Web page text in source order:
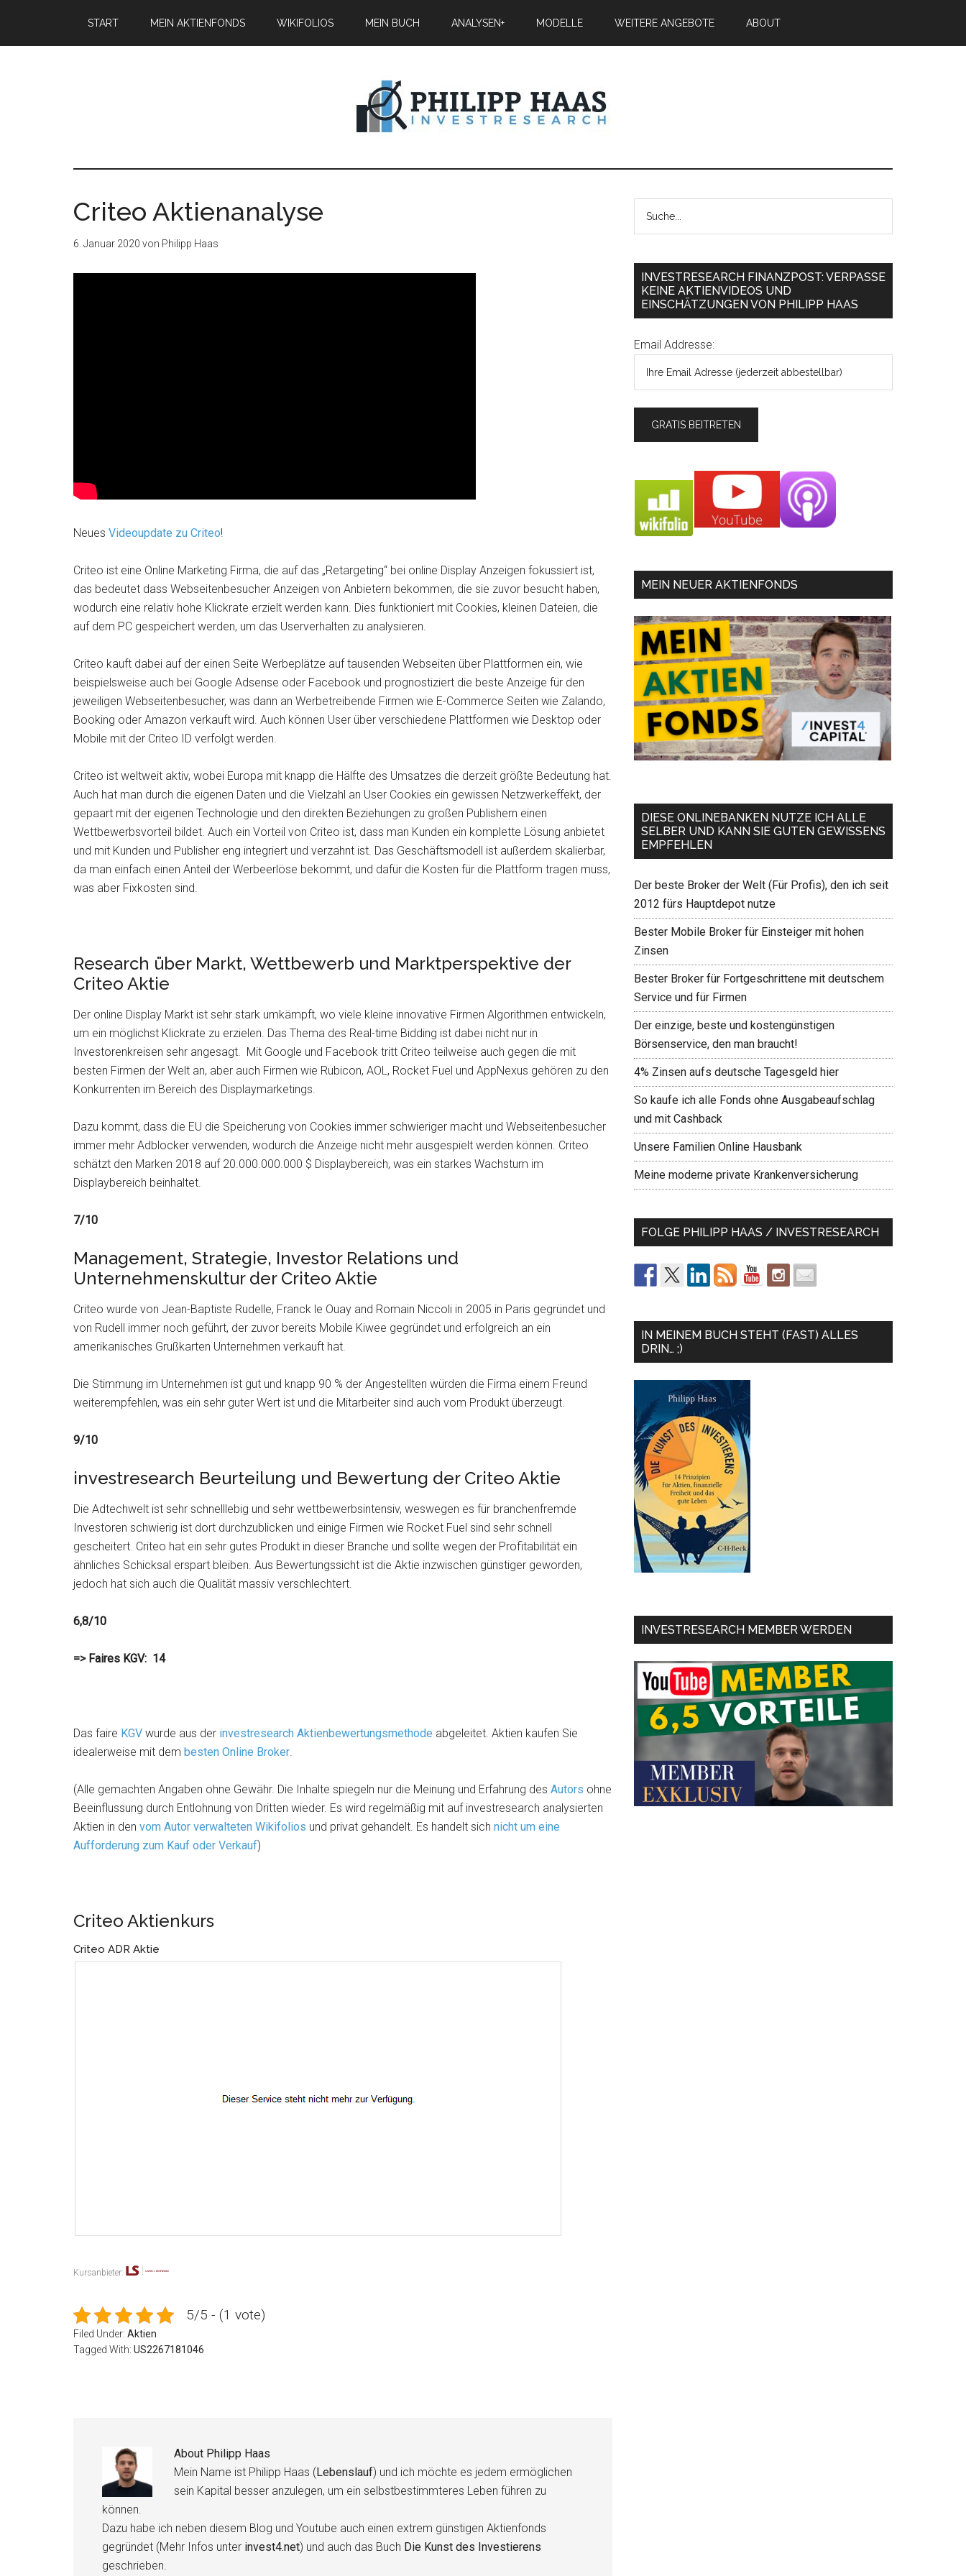
START MEIN AKTIENFONDS WIKIFOLIOS MEIN BUCH ANALYSEN+ MODELLE WEITERE ANGEBOTE ABOUT
Criteo Aktienanalyse
6. Januar 2020 von Philipp Haas
Neues Videoupdate zu Criteo!
Criteo ist eine Online Marketing Firma, die auf das „Retargeting“ bei online Display Anzeigen fokussiert ist,
das bedeutet dass Webseitenbesucher Anzeigen von Anbietern bekommen, die sie zuvor besucht haben,
wodurch eine relativ hohe Klickrate erzielt werden kann. Dies funktioniert mit Cookies, kleinen Dateien, die
auf dem PC gespeichert werden, um das Userverhalten zu analysieren.
Criteo kauft dabei auf der einen Seite Werbeplätze auf tausenden Webseiten über Plattformen ein, wie
beispielsweise auch bei Google Adsense oder Facebook und prognostiziert die beste Anzeige für den
jeweiligen Webseitenbesucher, was dann an Werbetreibende Firmen wie E-Commerce Seiten wie Zalando,
Booking oder Amazon verkauft wird. Auch können User über verschiedene Plattformen wie Desktop oder
Mobile mit der Criteo ID verfolgt werden.
Criteo ist weltweit aktiv, wobei Europa mit knapp die Hälfte des Umsatzes die derzeit größte Bedeutung hat.
Auch hat man durch die eigenen Daten und die Vielzahl an User Cookies ein gewissen Netzwerkeffekt, der
gepaart mit der eigenen Technologie und den direkten Beziehungen zu großen Publishern einen
Wettbewerbsvorteil bildet. Auch ein Vorteil von Criteo ist, dass man Kunden ein komplette Lösung anbietet
und mit Kunden und Publisher eng integriert und verzahnt ist. Das Geschäftsmodell ist außerdem skalierbar,
da man einfach einen Anteil der Werbeerlöse bekommt, und dafür die Kosten für die Plattform tragen muss,
was aber Fixkosten sind.
Research über Markt, Wettbewerb und Marktperspektive der
Criteo Aktie
Der online Display Markt ist sehr stark umkämpft, wo viele kleine innovative Firmen Algorithmen entwickeln,
um ein möglichst Klickrate zu erzielen. Das Thema des Real-time Bidding ist dabei nicht nur in
Investorenkreisen sehr angesagt. Mit Google und Facebook tritt Criteo teilweise auch gegen die mit
besten Firmen der Welt an, aber auch Firmen wie Rubicon, AOL, Rocket Fuel und AppNexus gehören zu den
Konkurrenten im Bereich des Displaymarketings.
Dazu kommt, dass die EU die Speicherung von Cookies immer schwieriger macht und Webseitenbesucher
immer mehr Adblocker verwenden, wodurch die Anzeige nicht mehr ausgespielt werden können. Criteo
schätzt den Marken 2018 auf 20.000.000.000 $ Displaybereich, was ein starkes Wachstum im
Displaybereich beinhaltet.
7/10
Management, Strategie, Investor Relations und
Unternehmenskultur der Criteo Aktie
Criteo wurde von Jean-Baptiste Rudelle, Franck le Ouay and Romain Niccoli in 2005 in Paris gegründet und
von Rudell immer noch geführt, der zuvor bereits Mobile Kiwee gegründet und erfolgreich an ein
amerikanisches Grußkarten Unternehmen verkauft hat.
Die Stimmung im Unternehmen ist gut und knapp 90 % der Angestellten würden die Firma einem Freund
weiterempfehlen, was ein sehr guter Wert ist und die Mitarbeiter sind auch vom Produkt überzeugt.
9/10
investresearch Beurteilung und Bewertung der Criteo Aktie
Die Adtechwelt ist sehr schnelllebig und sehr wettbewerbsintensiv, weswegen es für branchenfremde
Investoren schwierig ist dort durchzublicken und einige Firmen wie Rocket Fuel sind sehr schnell
gescheitert. Criteo hat ein sehr gutes Produkt in dieser Branche und sollte wegen der Profitabilität ein
ähnliches Schicksal erspart bleiben. Aus Bewertungssicht ist die Aktie inzwischen günstiger geworden,
jedoch hat sich auch die Qualität massiv verschlechtert.
6,8/10
=> Faires KGV: 14
Das faire KGV wurde aus der investresearch Aktienbewertungsmethode abgeleitet. Aktien kaufen Sie
idealerweise mit dem besten Online Broker.
(Alle gemachten Angaben ohne Gewähr. Die Inhalte spiegeln nur die Meinung und Erfahrung des Autors ohne
Beeinflussung durch Entlohnung von Dritten wieder. Es wird regelmäßig mit auf investresearch analysierten
Aktien in den vom Autor verwalteten Wikifolios und privat gehandelt. Es handelt sich nicht um eine
Aufforderung zum Kauf oder Verkauf)
Criteo Aktienkurs
Criteo ADR Aktie
Kursanbieter:
5/5 - (1 vote)
Filed Under: Aktien
Tagged With: US2267181046
About Philipp Haas
Mein Name ist Philipp Haas (Lebenslauf) und ich möchte es jedem ermöglichen
sein Kapital besser anzulegen, um ein selbstbestimmteres Leben führen zu
können.
Dazu habe ich neben diesem Blog und Youtube auch einen extrem günstigen Aktienfonds
gegründet (Mehr Infos unter invest4.net) und auch das Buch Die Kunst des Investierens
geschrieben.
INVESTRESEARCH FINANZPOST: VERPASSE
KEINE AKTIENVIDEOS UND
EINSCHÄTZUNGEN VON PHILIPP HAAS
Email Addresse:
MEIN NEUER AKTIENFONDS
DIESE ONLINEBANKEN NUTZE ICH ALLE
SELBER UND KANN SIE GUTEN GEWISSENS
EMPFEHLEN
Der beste Broker der Welt (Für Profis), den ich seit
2012 fürs Hauptdepot nutze
Bester Mobile Broker für Einsteiger mit hohen
Zinsen
Bester Broker für Fortgeschrittene mit deutschem
Service und für Firmen
Der einzige, beste und kostengünstigen
Börsenservice, den man braucht!
4% Zinsen aufs deutsche Tagesgeld hier
So kaufe ich alle Fonds ohne Ausgabeaufschlag
und mit Cashback
Unsere Familien Online Hausbank
Meine moderne private Krankenversicherung
FOLGE PHILIPP HAAS / INVESTRESEARCH
IN MEINEM BUCH STEHT (FAST) ALLES
DRIN… ;)
INVESTRESEARCH MEMBER WERDEN